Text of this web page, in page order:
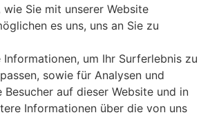
Sie mit unserer Website
es uns, uns an Sie zu
um Ihr Surferlebnis zu
sowie für Analysen und
Besucher auf dieser Website und in
Informationen über die von uns